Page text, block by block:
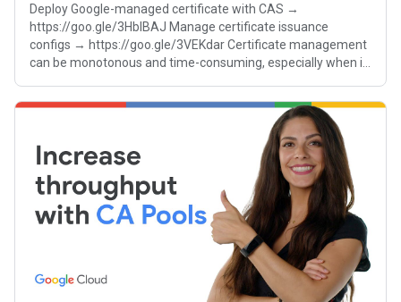
Deploy Google-managed certificate with CAS →
https://goo.gle/3HbIBAJ Manage certificate issuance
configs → https://goo.gle/3VEKdar Certificate management
can be monotonous and time-consuming, especially when it